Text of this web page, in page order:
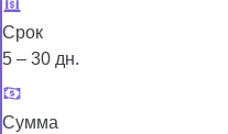
Срок
5 – 30 дн.
Сумма